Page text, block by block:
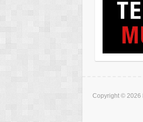
Copyright © 2026